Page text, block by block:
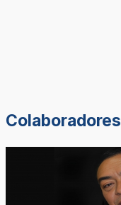
Colaboradores